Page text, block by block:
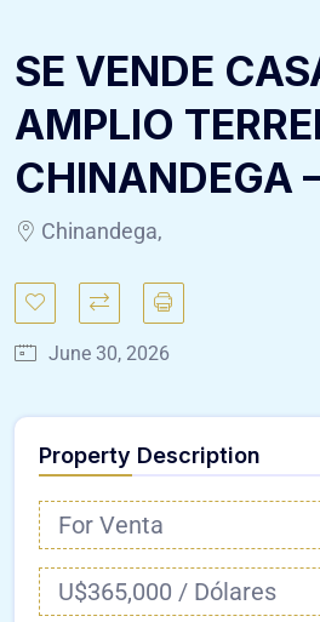
SE VENDE
AMPLIO
CHINANDEGA
Chinandega,
June 30, 2026
Property Description
For Venta
U$365,000 / Dólares